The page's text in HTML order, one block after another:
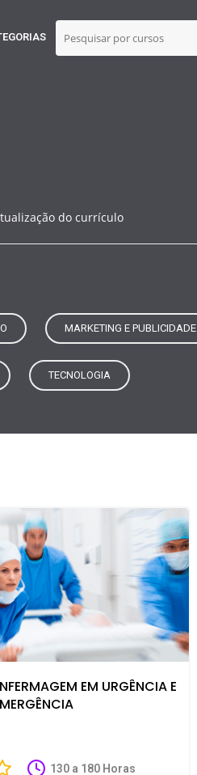
do currículo
MARKETING E PUBLICIDADE
TECNOLOGIA
EM URGÊNCIA E
130 a 180 Horas